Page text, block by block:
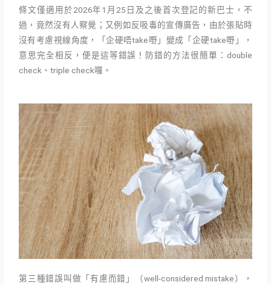
條文僅適用於2026年1月25日及之後首次登記的新巴士，不
過，竟然沒有人察覺；又例如反吸毒的宣傳廣告，由於張貼時
沒有考慮視線角度，「企硬唔take嘢」變成「企硬take嘢」，
意思完全相反，便是這等錯誤！防錯的方法很簡單：double
check、triple check囉。
第三種錯誤叫做「有慮而錯」（well-considered mistake），